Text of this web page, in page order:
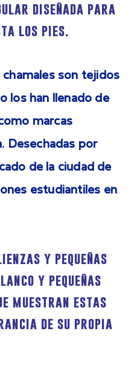
diseñada para
los pies.
son tejidos
los han llenado de
marcas
Desechadas por
de la ciudad de
estudiantiles en
y pequeñas
y pequeñas
muestran estas
de su propia